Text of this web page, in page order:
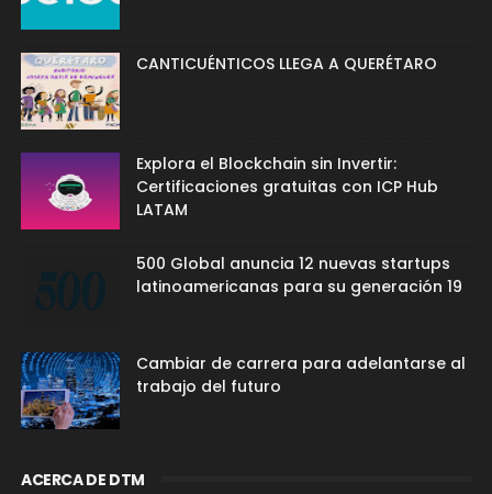
CANTICUÉNTICOS LLEGA A QUERÉTARO
Explora el Blockchain sin Invertir:
Certificaciones gratuitas con ICP Hub
LATAM
500 Global anuncia 12 nuevas startups
latinoamericanas para su generación 19
Cambiar de carrera para adelantarse al
trabajo del futuro
ACERCA DE DTM